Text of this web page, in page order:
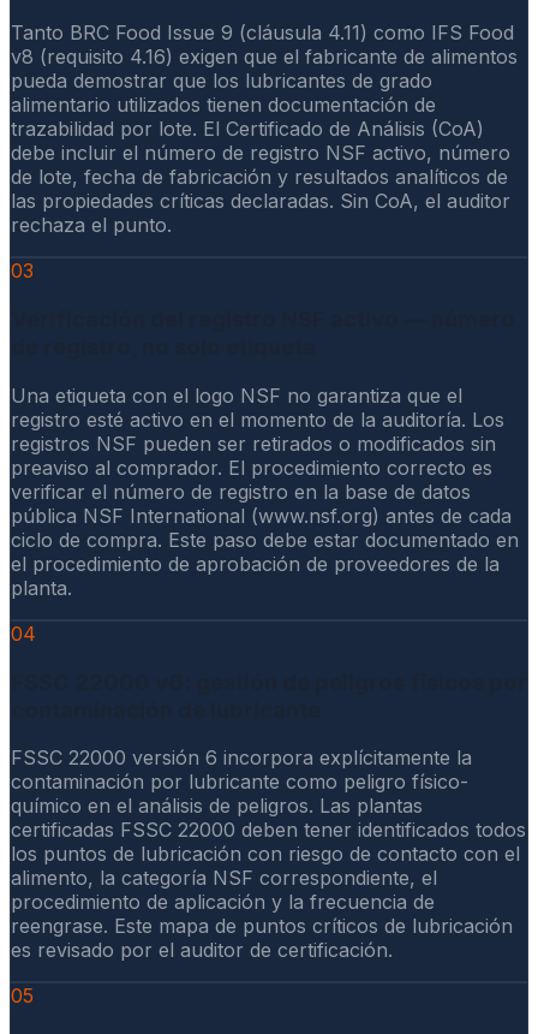
Tanto BRC Food Issue 9 (cláusula 4.11) como IFS Food
v8 (requisito 4.16) exigen que el fabricante de alimentos
pueda demostrar que los lubricantes de grado
alimentario utilizados tienen documentación de
trazabilidad por lote. El Certificado de Análisis (CoA)
debe incluir el número de registro NSF activo, número
de lote, fecha de fabricación y resultados analíticos de
las propiedades críticas declaradas. Sin CoA, el auditor
rechaza el punto.
03
Una etiqueta con el logo NSF no garantiza que el
registro esté activo en el momento de la auditoría. Los
registros NSF pueden ser retirados o modificados sin
preaviso al comprador. El procedimiento correcto es
verificar el número de registro en la base de datos
pública NSF International (www.nsf.org) antes de cada
ciclo de compra. Este paso debe estar documentado en
el procedimiento de aprobación de proveedores de la
planta.
04
FSSC 22000 versión 6 incorpora explícitamente la
contaminación por lubricante como peligro físico-
químico en el análisis de peligros. Las plantas
certificadas FSSC 22000 deben tener identificados todos
los puntos de lubricación con riesgo de contacto con el
alimento, la categoría NSF correspondiente, el
procedimiento de aplicación y la frecuencia de
reengrase. Este mapa de puntos críticos de lubricación
es revisado por el auditor de certificación.
05